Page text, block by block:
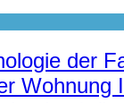
der
Wohnung